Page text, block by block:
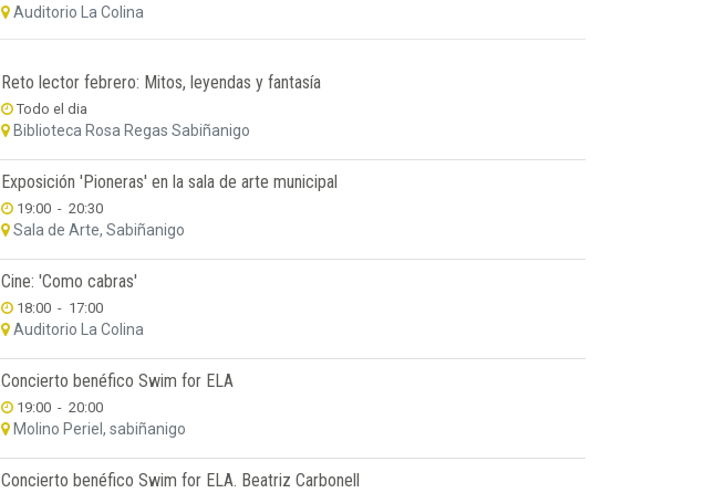
Auditorio La Colina
Reto lector febrero: Mitos, leyendas y fantasía
Todo el dia
Biblioteca Rosa Regas Sabiñanigo
Exposición 'Pioneras' en la sala de arte municipal
19:00 - 20:30
Sala de Arte, Sabiñanigo
Cine: 'Como cabras'
18:00 - 17:00
Auditorio La Colina
Concierto benéfico Swim for ELA
19:00 - 20:00
Molino Periel, sabiñanigo
Concierto benéfico Swim for ELA. Beatriz Carbonell